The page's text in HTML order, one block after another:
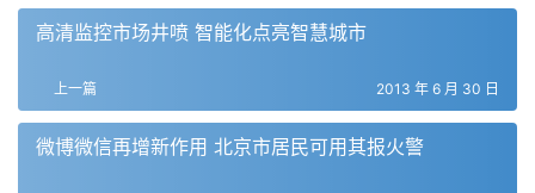
高清监控市场井喷 智能化点亮智慧城市
上一篇 2013 年 6 月 30 日
微博微信再增新作用 北京市居民可用其报火警